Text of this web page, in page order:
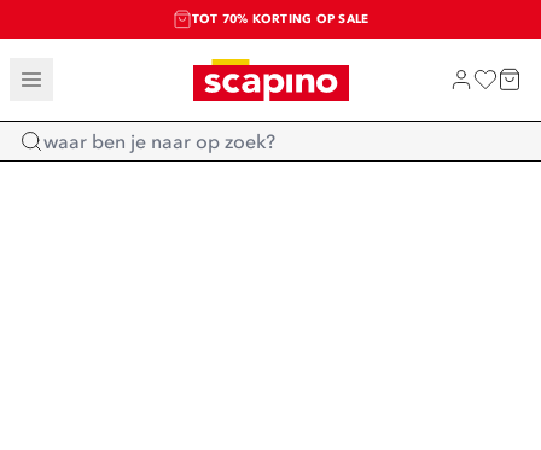
TOT 70% KORTING OP SALE
SALE: LAATSTE KANS!
SHOP NIEUW
Home